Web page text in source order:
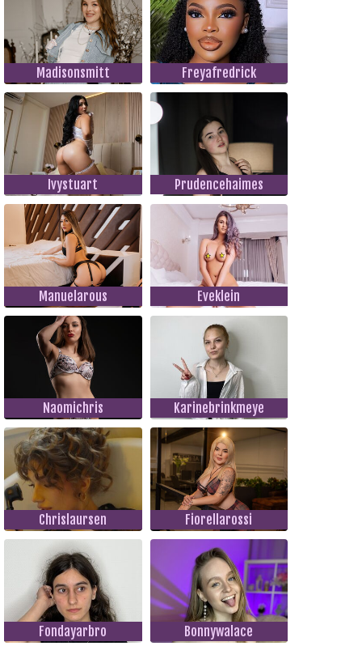
Madisonsmitt Freyafredrick
Ivystuart Prudencehaimes
Manuelarous Eveklein
Naomichris Karinebrinkmeye
Chrislaursen Fiorellarossi
Fondayarbro Bonnywalace